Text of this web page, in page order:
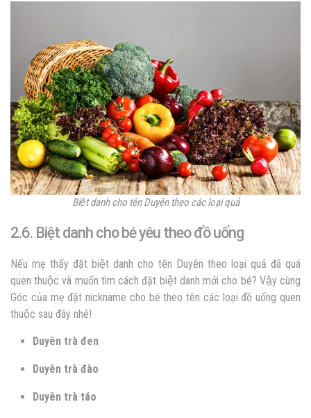
Biệt danh cho tên Duyên theo các loại quả
2.6. Biệt danh cho bé yêu theo đồ uống
Nếu mẹ thấy đặt biệt danh cho tên Duyên theo loại quả đã quá
quen thuộc và muốn tìm cách đặt biệt danh mới cho bé? Vậy cùng
Góc của mẹ đặt nickname cho bé theo tên các loại đồ uống quen
thuộc sau đây nhé!
Duyên trà đen
Duyên trà đào
Duyên trà táo